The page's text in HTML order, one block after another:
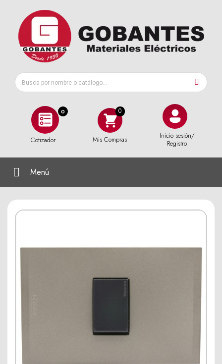
0
Cotizador Mis Compras
Inicio sesión/
Registro
Menú